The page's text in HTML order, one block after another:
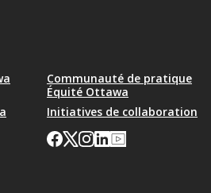
Communauté de pratique
Équité Ottawa
Initiatives de collaboration